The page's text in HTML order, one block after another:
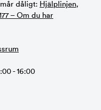
dåligt: Hjälplinjen,
– Om du har
- 16:00